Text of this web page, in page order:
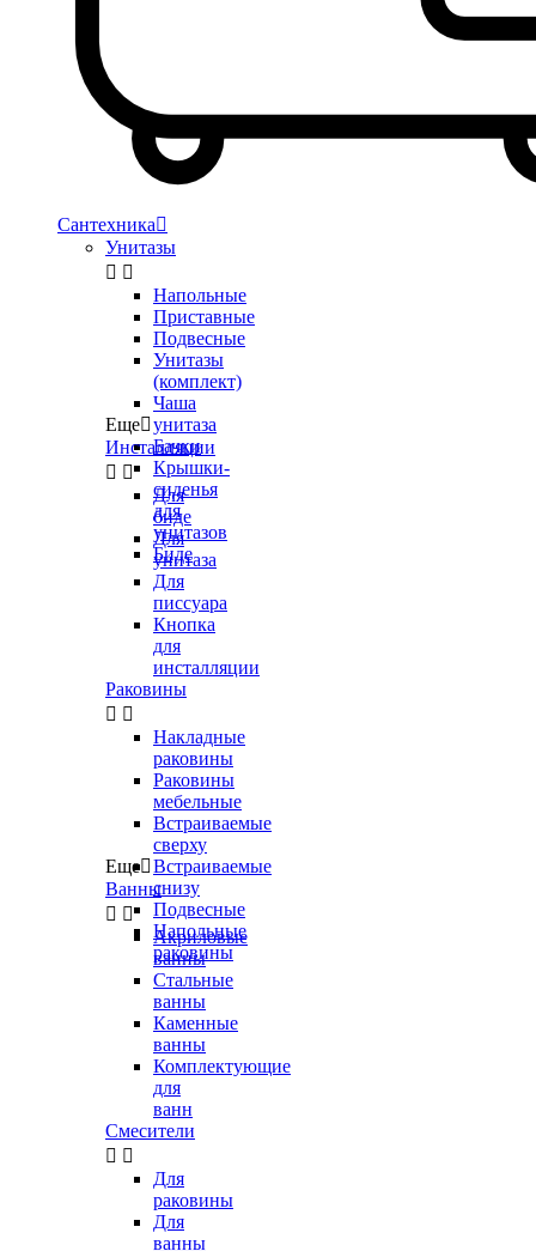
Сантехника
Унитазы
 
Напольные
Приставные
Подвесные
Унитазы
(комплект)
Чаша
унитаза
Бачки
Крышки-
сиденья
для
унитазов
Биде
Еще
Инсталляции
 
Для
биде
Для
унитаза
Для
писсуара
Кнопка
для
инсталляции
Раковины
 
Накладные
раковины
Раковины
мебельные
Встраиваемые
сверху
Встраиваемые
снизу
Подвесные
Напольные
раковины
Еще
Ванны
 
Акриловые
ванны
Стальные
ванны
Каменные
ванны
Комплектующие
для
ванн
Смесители
 
Для
раковины
Для
ванны